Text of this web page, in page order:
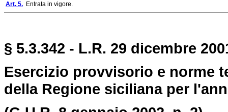
Art. 5. Entrata in vigore.
§ 5.3.342 - L.R. 29 dicembre
Esercizio provvisorio e norme
della Regione siciliana per